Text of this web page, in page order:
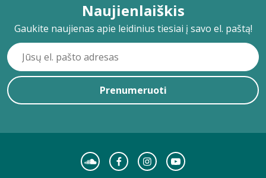
Naujienlaiškis
Gaukite naujienas apie leidinius tiesiai į savo el. paštą!
Prenumeruoti